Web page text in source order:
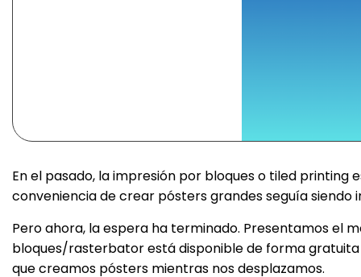
En el pasado, la impresión por bloques o tiled
conveniencia de crear pósters grandes seguía siendo
Pero ahora, la espera ha terminado. Presentamos el
bloques/rasterbator está disponible de forma
que creamos pósters mientras nos desplazamos.